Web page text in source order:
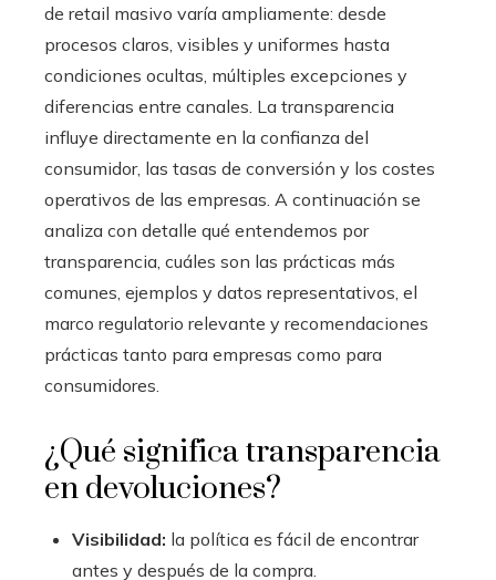
de retail masivo varía ampliamente: desde
procesos claros, visibles y uniformes hasta
condiciones ocultas, múltiples excepciones y
diferencias entre canales. La transparencia
influye directamente en la confianza del
consumidor, las tasas de conversión y los costes
operativos de las empresas. A continuación se
analiza con detalle qué entendemos por
transparencia, cuáles son las prácticas más
comunes, ejemplos y datos representativos, el
marco regulatorio relevante y recomendaciones
prácticas tanto para empresas como para
consumidores.
¿Qué significa transparencia
en devoluciones?
Visibilidad: la política es fácil de encontrar
antes y después de la compra.